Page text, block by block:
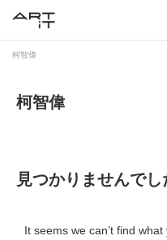
柯智偉
柯智偉
見つかりませんでし
It seems we can’t find